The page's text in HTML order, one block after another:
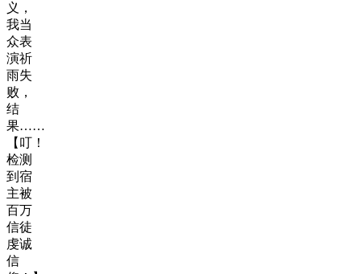
义，
我当
众表
演祈
雨失
败，
结
果……
【叮！
检测
到宿
主被
百万
信徒
虔诚
信